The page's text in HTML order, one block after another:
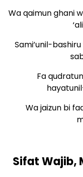
Wa qaimun ghani
Sami’unil-
Fa
Wa jaizun bi
Sifat Wajib,